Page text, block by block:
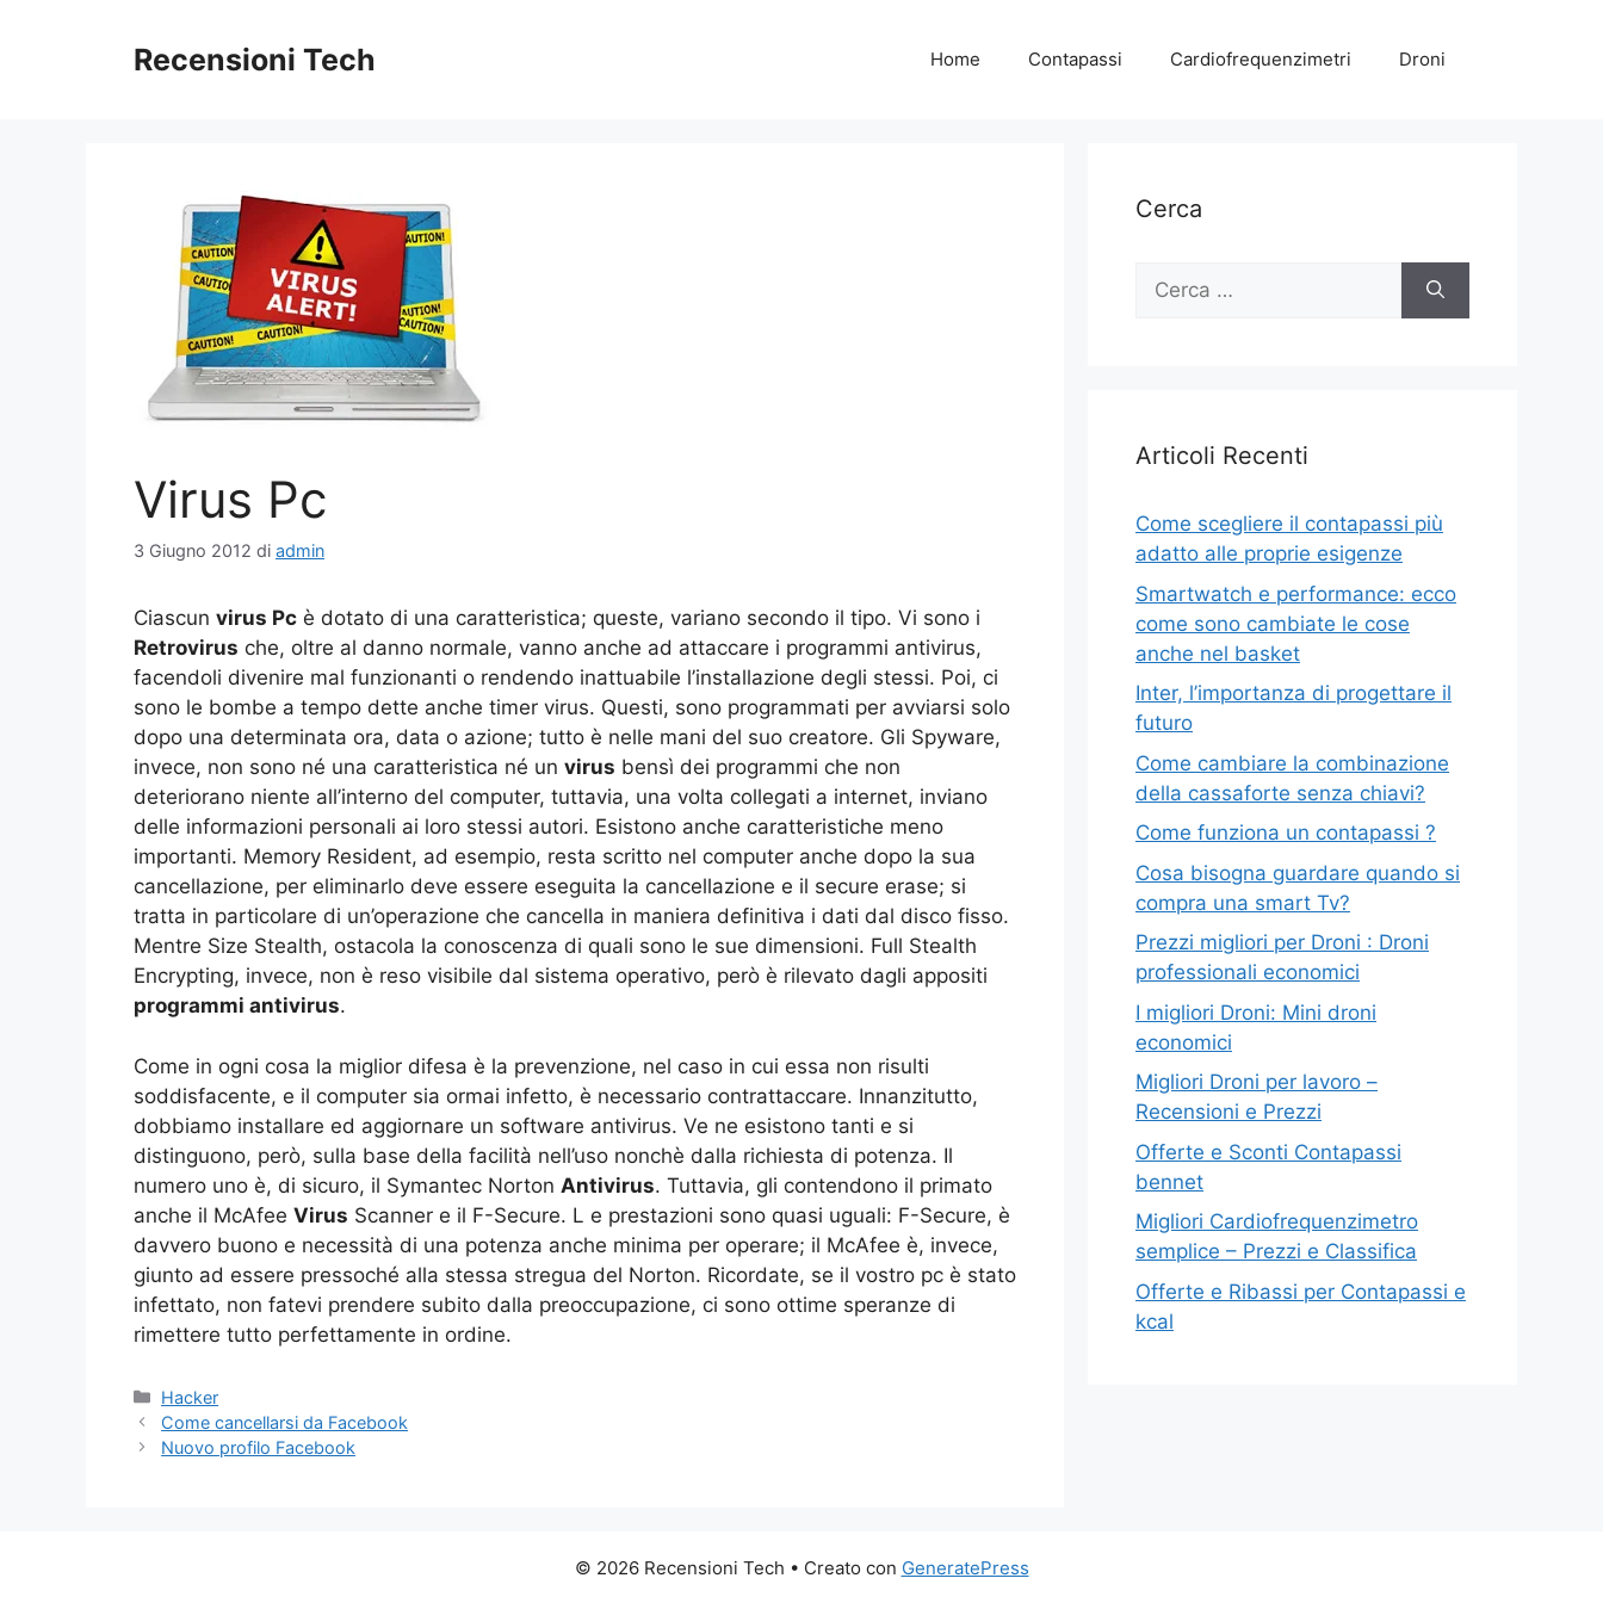
Recensioni Tech Home Contapassi Cardiofrequenzimetri Droni
Virus Pc
3 Giugno 2012 di admin
Ciascun virus Pc è dotato di una caratteristica; queste, variano secondo il tipo. Vi sono i
Retrovirus che, oltre al danno normale, vanno anche ad attaccare i programmi antivirus,
facendoli divenire mal funzionanti o rendendo inattuabile l’installazione degli stessi. Poi, ci
sono le bombe a tempo dette anche timer virus. Questi, sono programmati per avviarsi solo
dopo una determinata ora, data o azione; tutto è nelle mani del suo creatore. Gli Spyware,
invece, non sono né una caratteristica né un virus bensì dei programmi che non
deteriorano niente all’interno del computer, tuttavia, una volta collegati a internet, inviano
delle informazioni personali ai loro stessi autori. Esistono anche caratteristiche meno
importanti. Memory Resident, ad esempio, resta scritto nel computer anche dopo la sua
cancellazione, per eliminarlo deve essere eseguita la cancellazione e il secure erase; si
tratta in particolare di un’operazione che cancella in maniera definitiva i dati dal disco fisso.
Mentre Size Stealth, ostacola la conoscenza di quali sono le sue dimensioni. Full Stealth
Encrypting, invece, non è reso visibile dal sistema operativo, però è rilevato dagli appositi
programmi antivirus.
Come in ogni cosa la miglior difesa è la prevenzione, nel caso in cui essa non risulti
soddisfacente, e il computer sia ormai infetto, è necessario contrattaccare. Innanzitutto,
dobbiamo installare ed aggiornare un software antivirus. Ve ne esistono tanti e si
distinguono, però, sulla base della facilità nell’uso nonchè dalla richiesta di potenza. Il
numero uno è, di sicuro, il Symantec Norton Antivirus. Tuttavia, gli contendono il primato
anche il McAfee Virus Scanner e il F-Secure. L e prestazioni sono quasi uguali: F-Secure, è
davvero buono e necessità di una potenza anche minima per operare; il McAfee è, invece,
giunto ad essere pressoché alla stessa stregua del Norton. Ricordate, se il vostro pc è stato
infettato, non fatevi prendere subito dalla preoccupazione, ci sono ottime speranze di
rimettere tutto perfettamente in ordine.
Categorie
Hacker
Come cancellarsi da Facebook
Nuovo profilo Facebook
Cerca
Ricerca
Articoli Recenti
Come scegliere il contapassi più
adatto alle proprie esigenze
Smartwatch e performance: ecco
come sono cambiate le cose
anche nel basket
Inter, l’importanza di progettare il
futuro
Come cambiare la combinazione
della cassaforte senza chiavi?
Come funziona un contapassi ?
Cosa bisogna guardare quando si
compra una smart Tv?
Prezzi migliori per Droni : Droni
professionali economici
I migliori Droni: Mini droni
economici
Migliori Droni per lavoro –
Recensioni e Prezzi
Offerte e Sconti Contapassi
bennet
Migliori Cardiofrequenzimetro
semplice – Prezzi e Classifica
Offerte e Ribassi per Contapassi e
kcal
© 2026 Recensioni Tech • Creato con GeneratePress